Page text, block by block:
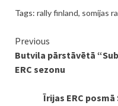
Tags: rally finland, somijas
Continue
Reading
Previous
Butvila pārstāvētā
ERC sezonu
Īrijas ERC